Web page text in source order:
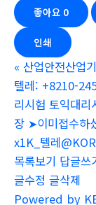
좋아요 0
인쇄
« 산업안전산업
텔레: +8210-
리시험 토익대
장 ➤이미접수하
x1K_텔레
목록보기 답글쓰
글수정 글삭제
Powered by